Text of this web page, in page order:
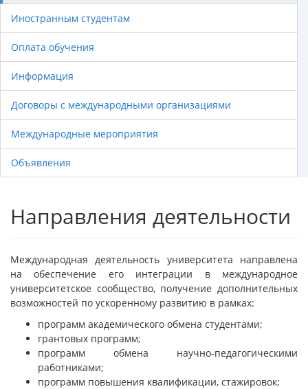
Иностранным студентам
Оплата обучения
Информация
Договоры с международными организациями
Международные мероприятия
Объявления
Направления деятельности
Международная деятельность университета направлена
на обеспечение его интеграции в международное
университетское сообщество, получение дополнительных
возможностей по ускоренному развитию в рамках:
программ академического обмена студентами;
грантовых программ;
программ обмена научно-педагогическими
работниками;
программ повышения квалификации, стажировок;